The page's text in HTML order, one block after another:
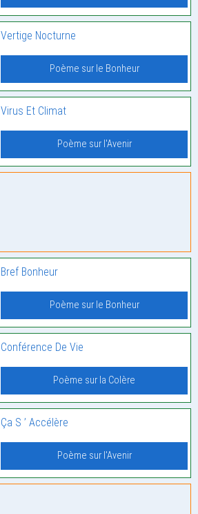
Vertige Nocturne
Poème sur le Bonheur
Virus Et Climat
Poème sur l'Avenir
Bref Bonheur
Poème sur le Bonheur
Conférence De Vie
Poème sur la Colère
Ça S ’ Accélère
Poème sur l'Avenir